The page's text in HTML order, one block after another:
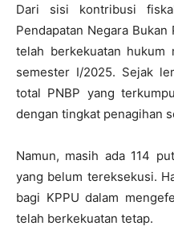
Dari sisi kontribusi
Pendapatan Negara
telah berkekuatan hukum
semester I/2025. Sejak
total PNBP yang
dengan tingkat penagihan
Namun, masih ada 114
yang belum tereksekusi.
bagi KPPU dalam
telah berkekuatan tetap.